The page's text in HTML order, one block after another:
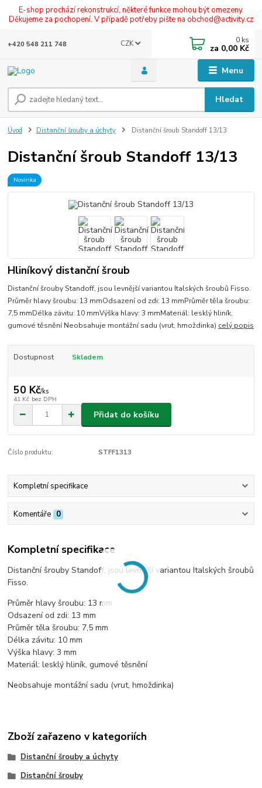
E-shop prochází rekonstrukcí, některé funkce mohou být omezeny.
Děkujeme za pochopení. V případě potřeby pište na obchod@activity.cz
Menu
CZK
Hledat
+420 548 211 748 0 ks
za 0,00 Kč
Úvod Distanční šrouby a úchyty Distanční šroub Standoff 13/13
Distanční šroub Standoff 13/13
Novinka
Hliníkový distanční šroub
Distanční šrouby Standoff, jsou levnější variantou Italských šroubů Fisso.
Průměr hlavy šroubu: 13 mmOdsazení od zdi: 13 mmPrůměr těla šroubu:
7,5 mmDélka závitu: 10 mmVýška hlavy: 3 mmMateriál: lesklý hliník,
gumové těsnění Neobsahuje montážní sadu (vrut, hmoždinka) celý popis
Dostupnost Skladem
50 Kč/ks
41 Kč bez DPH
Přidat do košíku
Číslo produktu: STFF1313
Kompletní specifikace
Komentáře 0
Kompletní specifikace
Distanční šrouby Standoff, jsou levnější variantou Italských šroubů
Fisso.
Průměr hlavy šroubu: 13 mm
Odsazení od zdi: 13 mm
Průměr těla šroubu: 7,5 mm
Délka závitu: 10 mm
Výška hlavy: 3 mm
Materiál: lesklý hliník, gumové těsnění
Neobsahuje montážní sadu (vrut, hmoždinka)
Zboží zařazeno v kategoriích
Distanční šrouby a úchyty
Distanční šrouby